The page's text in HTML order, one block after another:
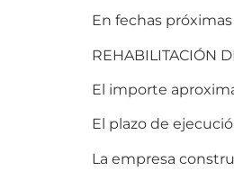
En fechas
REHABILITACIÓN
El importe
El plazo de
La empresa